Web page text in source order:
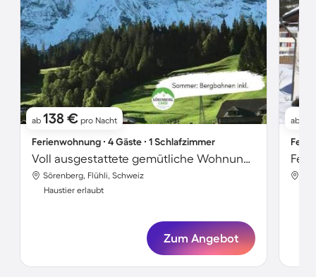
ab 138 € pro Nacht
Ferienwohnung ∙ 4 Gäste ∙ 1 Schlafzimmer
Voll ausgestattete gemütliche Wohnung mit Grill und Garten | Skifahren in der Nähe | Haustiere erlaubt
Sörenberg, Flühli, Schweiz
Haustier erlaubt
Zum Angebot
ab